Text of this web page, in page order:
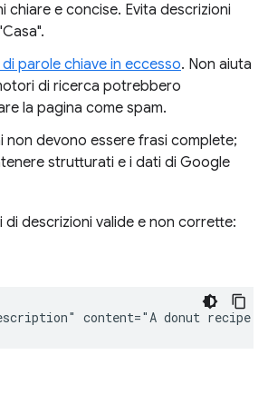
chiare e concise. Evita descrizioni
parole chiave in eccesso. Non aiuta
di ricerca potrebbero
la pagina come spam.
non devono essere frasi complete;
strutturati e i dati di Google
di descrizioni valide e non corrette:
content="A donut